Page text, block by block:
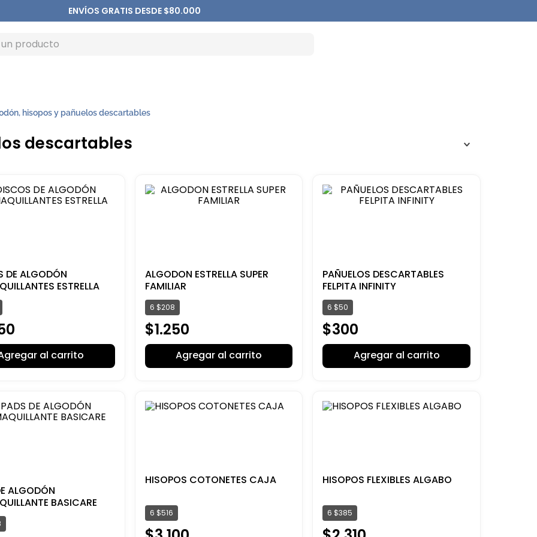
ENVÍOS GRATIS DESDE $80.000
hisopos y pañuelos descartables
descartables
DE ALGODÓN
ESTRELLA
al carrito
ALGODON ESTRELLA SUPER
FAMILIAR
6 $208
$1.250
Agregar al carrito
PAÑUELOS DESCARTABLES
FELPITA INFINITY
6 $50
$300
Agregar al carrito
ALGODÓN
BASICARE
HISOPOS COTONETES CAJA
6 $516
HISOPOS FLEXIBLES ALGABO
6 $385